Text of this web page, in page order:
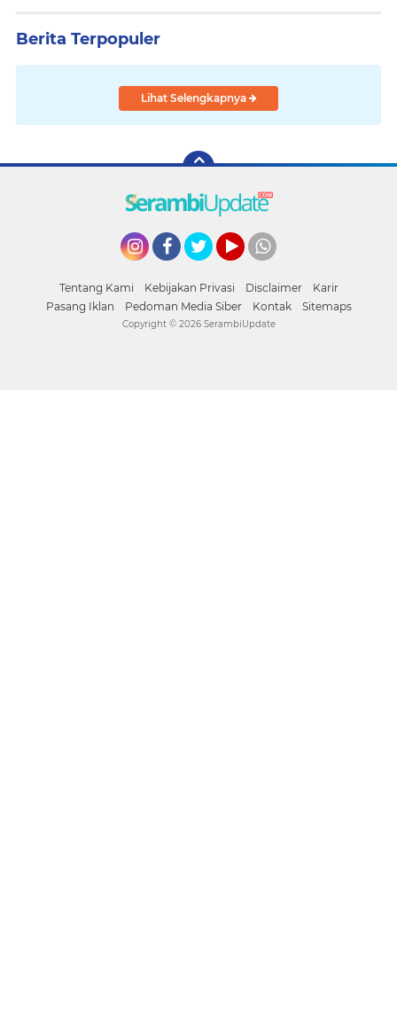
Berita Terpopuler
Lihat Selengkapnya
Tentang Kami Kebijakan Privasi Disclaimer
Karir
Pasang Iklan
Pedoman Media Siber Kontak Sitemaps
Copyright © 2026 SerambiUpdate